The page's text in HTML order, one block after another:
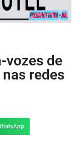
vozes de
nas redes